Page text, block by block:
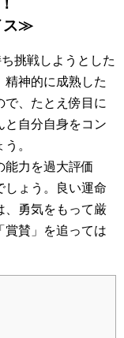
ス≫
ち挑戦しようとした
精神的に成熟した
で、たとえ傍目に
と自分自身をコン
。
能力を過大評価
しょう。良い運命
、勇気をもって厳
賞賛」を追っては